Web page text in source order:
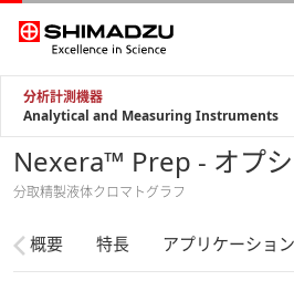
分析計測機器
Analytical and Measuring Instruments
Nexera™ Prep - オプ
分取精製液体クロマトグラフ
概要 特長 アプリケーション